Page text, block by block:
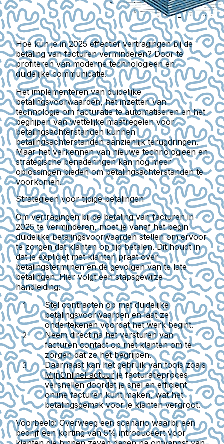
Hoe kun je in 2025 effectief vertragingen bij de
betaling van facturen verminderen? Door te
profiteren van moderne technologieën en
duidelijke communicatie.
Het implementeren van duidelijke
betalingsvoorwaarden, het inzetten van
technologie om facturatie te automatiseren en het
begrijpen van wettelijke maatregelen voor
betalingsachterstanden kunnen
betalingsachterstanden aanzienlijk terugdringen.
Maar het verkennen van nieuwe technologieën en
strategische benaderingen kan nog meer
oplossingen bieden om betalingsachterstanden te
voorkomen.
Strategieën voor tijdige betalingen
Om vertragingen bij de betaling van facturen in
2025 te verminderen, moet je vanaf het begin
duidelijke betalingsvoorwaarden stellen om ervoor
te zorgen dat klanten op tijd betalen. Dit houdt in
dat je expliciet met klanten praat over
betalingstermijnen en de gevolgen van te late
betalingen. Hier volgt een stapsgewijze
handleiding:
Stel contracten op met duidelijke
betalingsvoorwaarden en laat ze
ondertekenen voordat het werk begint.
Neem direct na het versturen van
facturen contact op met klanten om te
zorgen dat ze het begrijpen.
Daarnaast kan het gebruik van tools zoals
MijnOnlineFactuurje facturatieproces
versnellen doordat je snel en efficiënt
online facturen kunt maken, wat het
betalingsgemak voor je klanten vergroot.
Voorbeeld:Overweeg een scenario waarbij een
bedrijf een korting van 5% introduceert voor